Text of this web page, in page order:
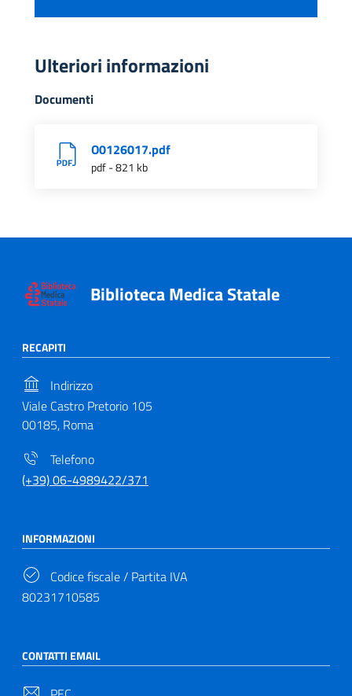
Ulteriori informazioni
Documenti
O0126017.pdf
pdf - 821 kb
Biblioteca Medica Statale
RECAPITI
Indirizzo
Viale Castro Pretorio 105
00185, Roma
Telefono
(+39) 06-4989422/371
INFORMAZIONI
Codice fiscale / Partita IVA
80231710585
CONTATTI EMAIL